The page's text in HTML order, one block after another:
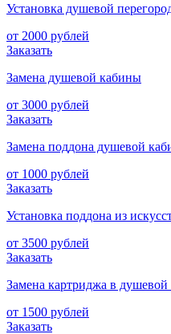
Установка душевой
от 2000 рублей
Заказать
Замена душевой кабины
от 3000 рублей
Заказать
Замена поддона душевой
от 1000 рублей
Заказать
Установка поддона из
от 3500 рублей
Заказать
Замена картриджа в душевой
от 1500 рублей
Заказать